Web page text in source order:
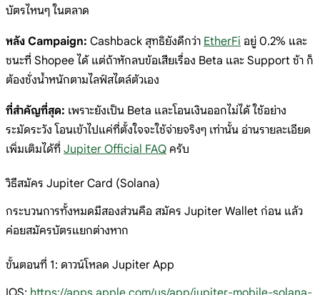
บัตรไหนๆ ในตลาด
หลัง Campaign: Cashback สุทธิยังดีกว่า EtherFi อยู่ 0.2% และ
ชนะที่ Shopee ได้ แต่ถ้าหักลบข้อเสียเรื่อง Beta และ Support ช้า ก็
ต้องชั่งน้ำหนักตามไลฟ์สไตล์ตัวเอง
ที่สำคัญที่สุด: เพราะยังเป็น Beta และโอนเงินออกไม่ได้ ใช้อย่าง
ระมัดระวัง โอนเข้าไปแค่ที่ตั้งใจจะใช้จ่ายจริงๆ เท่านั้น อ่านรายละเอียด
เพิ่มเติมได้ที่ Jupiter Official FAQ ครับ
วิธีสมัคร Jupiter Card (Solana)
กระบวนการทั้งหมดมีสองส่วนคือ สมัคร Jupiter Wallet ก่อน แล้ว
ค่อยสมัครบัตรแยกต่างหาก
ขั้นตอนที่ 1: ดาวน์โหลด Jupiter App